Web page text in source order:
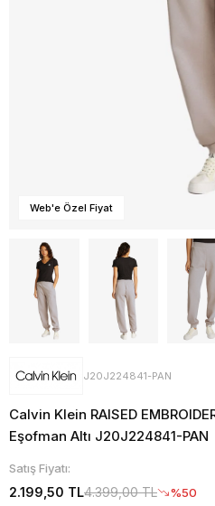
Web'e Özel Fiyat
J20J224841-PAN
Calvin Klein RAISED
Eşofman Altı J20J224841-PAN
Satış Fiyatı:
2.199,50 TL4.399,00 TL %50